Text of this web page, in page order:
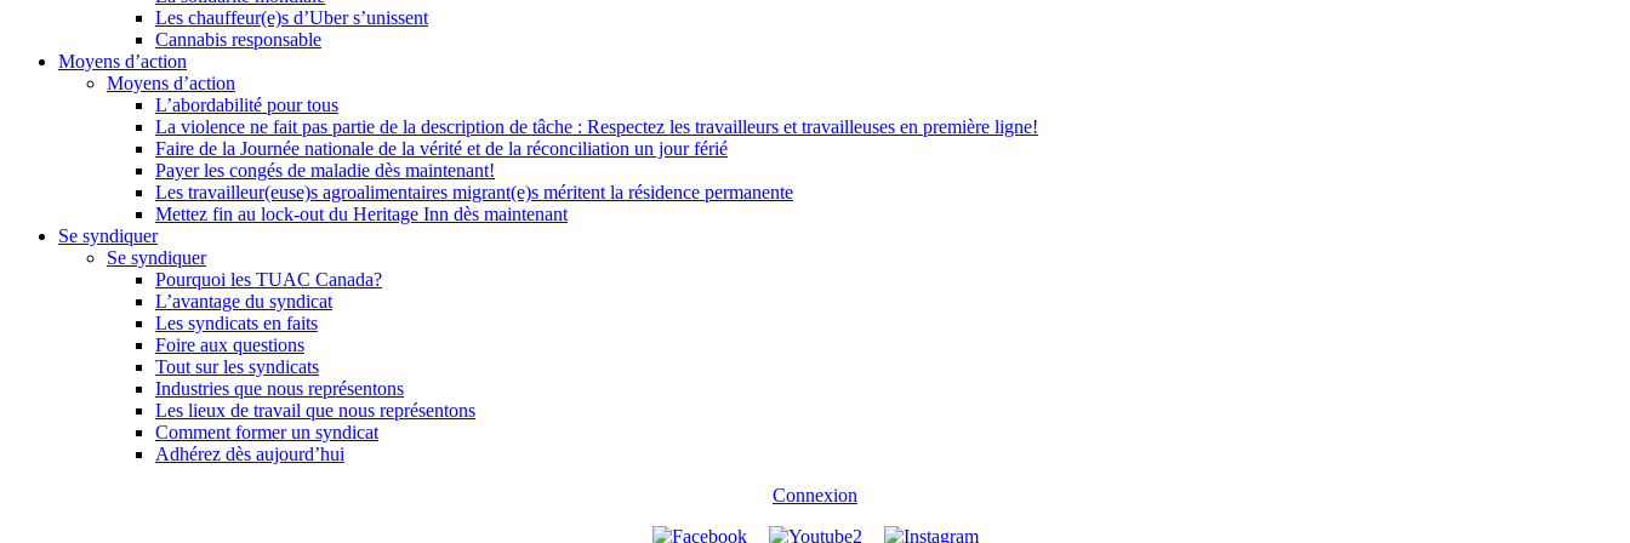
Les chauffeur(e)s d’Uber s’unissent
Cannabis responsable
Moyens d’action
Moyens d’action
L’abordabilité pour tous
La violence ne fait pas partie de la description de tâche : Respectez les travailleurs et travailleuses en première ligne!
Faire de la Journée nationale de la vérité et de la réconciliation un jour férié
Payer les congés de maladie dès maintenant!
Les travailleur(euse)s agroalimentaires migrant(e)s méritent la résidence permanente
Mettez fin au lock-out du Heritage Inn dès maintenant
Se syndiquer
Se syndiquer
Pourquoi les TUAC Canada?
L’avantage du syndicat
Les syndicats en faits
Foire aux questions
Tout sur les syndicats
Industries que nous représentons
Les lieux de travail que nous représentons
Comment former un syndicat
Adhérez dès aujourd’hui
Connexion